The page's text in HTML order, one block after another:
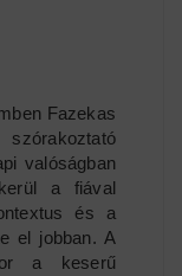
Fazekas
valóságban
a fiával
és a
el jobban. A
a keserű